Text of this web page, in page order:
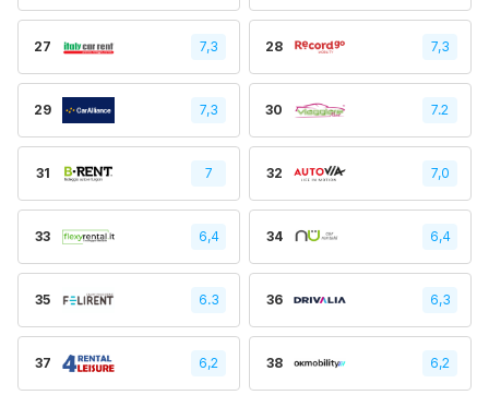
27 7,3 28 7,3
29 7,3 30 7.2
31 7 32 7,0
33 6,4 34 6,4
35 6.3 36 6,3
37 6,2 38 6,2